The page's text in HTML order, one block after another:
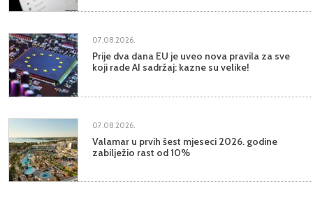
07.08.2026.
Prije dva dana EU je uveo nova pravila za sve
koji rade AI sadržaj: kazne su velike!
07.08.2026.
Valamar u prvih šest mjeseci 2026. godine
zabilježio rast od 10%